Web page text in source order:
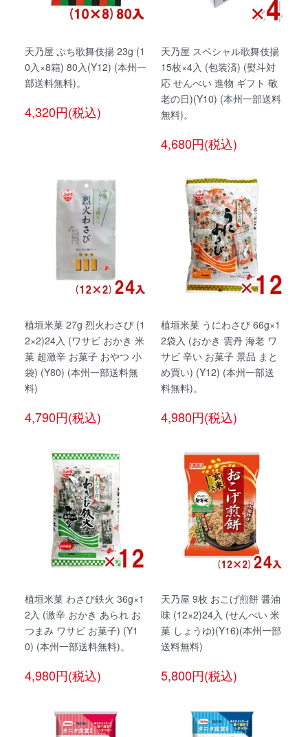
天乃屋 ぷち歌舞伎揚 23g (1
0入×8箱) 80入(Y12) (本州一
部送料無料)。
4,320円(税込)
天乃屋 スペシャル歌舞伎揚
15枚×4入 (包装済) (熨斗対
応 せんべい 進物 ギフト 敬
老の日)(Y10) (本州一部送料
無料)。
4,680円(税込)
植垣米菓 27g 烈火わさび (1
2×2)24入 (ワサビ おかき 米
菓 超激辛 お菓子 おやつ 小
袋) (Y80) (本州一部送料無
料)
4,790円(税込)
植垣米菓 うにわさび 66g×1
2袋入 (おかき 雲丹 海老 ワ
サビ 辛い お菓子 景品 まと
め買い) (Y12) (本州一部送
料無料)。
4,980円(税込)
植垣米菓 わさび鉄火 36g×1
2入 (激辛 おかき あられ お
つまみ ワサビ お菓子) (Y1
0) (本州一部送料無料)。
4,980円(税込)
天乃屋 9枚 おこげ煎餅 醤油
味 (12×2)24入 (せんべい 米
菓 しょうゆ)(Y16)(本州一部
送料無料)
5,800円(税込)